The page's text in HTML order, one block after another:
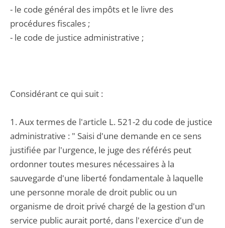
- le code général des impôts et le livre des
procédures fiscales ;
- le code de justice administrative ;
Considérant ce qui suit :
1. Aux termes de l'article L. 521-2 du code de justice
administrative : " Saisi d'une demande en ce sens
justifiée par l'urgence, le juge des référés peut
ordonner toutes mesures nécessaires à la
sauvegarde d'une liberté fondamentale à laquelle
une personne morale de droit public ou un
organisme de droit privé chargé de la gestion d'un
service public aurait porté, dans l'exercice d'un de